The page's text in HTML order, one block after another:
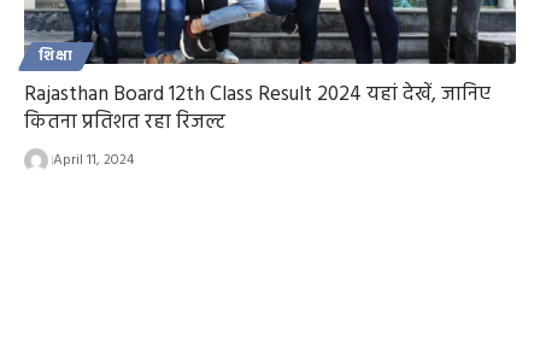
शिक्षा
Rajasthan Board 12th Class Result 2024 यहां देखें, जानिए
कितना प्रतिशत रहा रिजल्ट
April 11, 2024